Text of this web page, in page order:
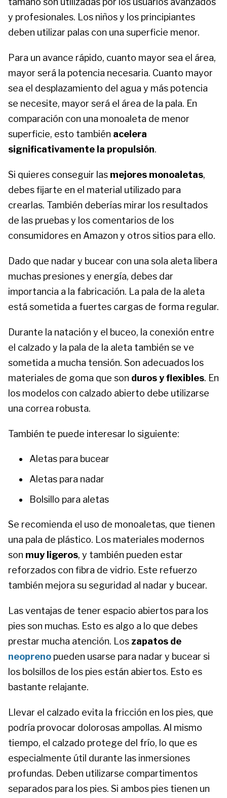
y profesionales. Los niños y los principiantes
deben utilizar palas con una superficie menor.
Para un avance rápido, cuanto mayor sea el área,
mayor será la potencia necesaria. Cuanto mayor
sea el desplazamiento del agua y más potencia
se necesite, mayor será el área de la pala. En
comparación con una monoaleta de menor
superficie, esto también acelera
significativamente la propulsión.
Si quieres conseguir las mejores monoaletas,
debes fijarte en el material utilizado para
crearlas. También deberías mirar los resultados
de las pruebas y los comentarios de los
consumidores en Amazon y otros sitios para ello.
Dado que nadar y bucear con una sola aleta libera
muchas presiones y energía, debes dar
importancia a la fabricación. La pala de la aleta
está sometida a fuertes cargas de forma regular.
Durante la natación y el buceo, la conexión entre
el calzado y la pala de la aleta también se ve
sometida a mucha tensión. Son adecuados los
materiales de goma que son duros y flexibles. En
los modelos con calzado abierto debe utilizarse
una correa robusta.
También te puede interesar lo siguiente:
Aletas para bucear
Aletas para nadar
Bolsillo para aletas
Se recomienda el uso de monoaletas, que tienen
una pala de plástico. Los materiales modernos
son muy ligeros, y también pueden estar
reforzados con fibra de vidrio. Este refuerzo
también mejora su seguridad al nadar y bucear.
Las ventajas de tener espacio abiertos para los
pies son muchas. Esto es algo a lo que debes
prestar mucha atención. Los zapatos de
neopreno pueden usarse para nadar y bucear si
los bolsillos de los pies están abiertos. Esto es
bastante relajante.
Llevar el calzado evita la fricción en los pies, que
podría provocar dolorosas ampollas. Al mismo
tiempo, el calzado protege del frío, lo que es
especialmente útil durante las inmersiones
profundas. Deben utilizarse compartimentos
separados para los pies. Si ambos pies tienen un